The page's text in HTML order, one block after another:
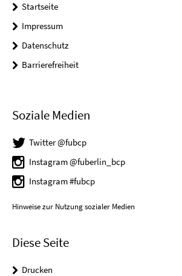
Startseite
Impressum
Datenschutz
Barrierefreiheit
Soziale Medien
Twitter @fubcp
Instagram @fuberlin_bcp
Instagram #fubcp
Hinweise zur Nutzung sozialer Medien
Diese Seite
Drucken